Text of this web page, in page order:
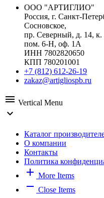
ООО "АРТИГЛИО"
Россия, г. Санкт-
Сосновское,
пр. Северный, д. 14, к.
пом. 6-Н, оф. 1А
ИНН 7802820650
КПП 780201001
+7 (812) 612-26-19
zakaz@artigliospb.ru
menu Vertical Menu
expand_more
Каталог
О компании
Контакты
Политика
add More Items
remove Close Items